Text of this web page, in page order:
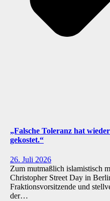
„Falsche Toleranz hat
gekostet.“
26. Juli 2026
Zum mutmaßlich islamistisch
Christopher Street Day in
Fraktionsvorsitzende und
der…